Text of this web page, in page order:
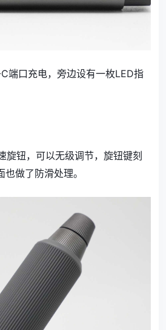
端口充电，旁边设有一枚LED指
旋钮，可以无级调节，旋钮键刻
做了防滑处理。